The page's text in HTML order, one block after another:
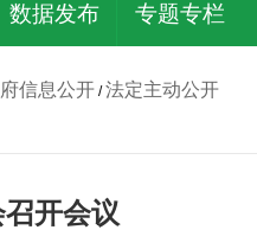
数据发布 专题专栏
信息公开/法定主动公开
开会议